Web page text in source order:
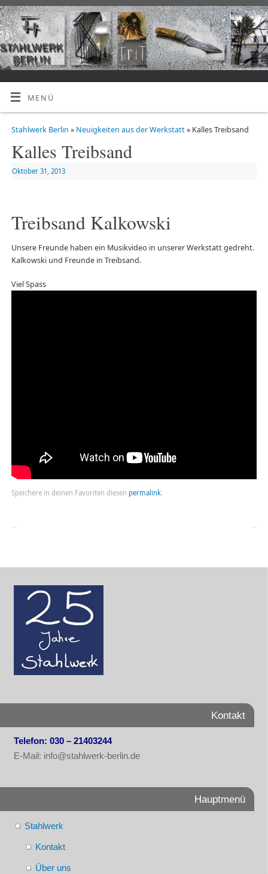
MENÜ
Stahlwerk Berlin » Neuigkeiten aus der Werkstatt» Kalles Treibsand
Kalles Treibsand
Oktober 31, 2013
Treibsand Kalkowski
Unsere Freunde haben ein Musikvideo in unserer Werkstatt gedreht.
Kalkowski und Freunde in Treibsand.
Viel Spass
Speichere in deinen Favoriten diesen permalink.
Kontakt
Telefon: 030 – 21403244
E-Mail: info@stahlwerk-berlin.de
Hauptmenü
Stahlwerk
Kontakt
Über uns